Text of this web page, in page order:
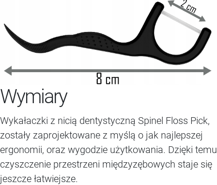
Wymiary
Wykałaczki z nicią dentystyczną Spinel Floss Pick,
zostały zaprojektowane z myślą o jak najlepszej
ergonomii, oraz wygodzie użytkowania. Dzięki temu
czyszczenie przestrzeni międzyzębowych staje się
jeszcze łatwiejsze.